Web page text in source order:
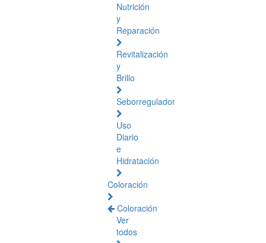
Nutrición
y
Reparación
Revitalización
y
Brillo
Seborregulador
Uso
Diario
e
Hidratación
Coloración
Coloración
Ver
todos